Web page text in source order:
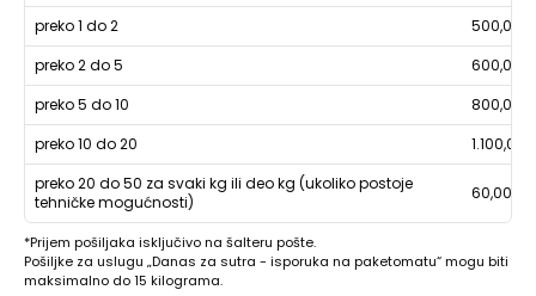
preko 1 do 2
500,00
preko 2 do 5
600,00
preko 5 do 10
800,00
preko 10 do 20
1.100,00
preko 20 do 50 za svaki kg ili deo kg (ukoliko postoje
tehničke mogućnosti)
60,00
*Prijem pošiljaka isključivo na šalteru pošte.
Pošiljke za uslugu „Danas za sutra - isporuka na paketomatu“ mogu biti
maksimalno do 15 kilograma.